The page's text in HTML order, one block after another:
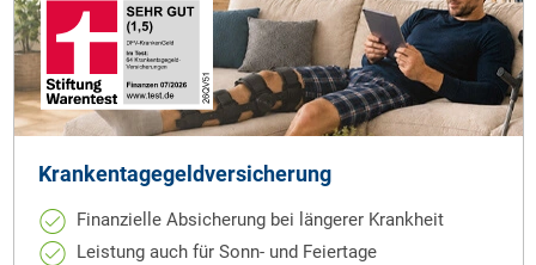
Krankentagegeld­versicherung
Finanzielle Absicherung bei längerer Krankheit
Leistung auch für Sonn- und Feiertage